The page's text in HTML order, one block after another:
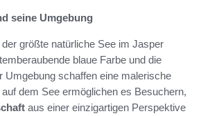
seine Umgebung
der größte natürliche See im Jasper
blaue Farbe und die
Umgebung schaffen eine malerische
dem See ermöglichen es Besuchern,
aus einer einzigartigen Perspektive